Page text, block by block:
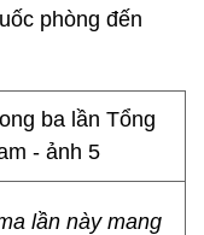
phòng đến
lần này mang